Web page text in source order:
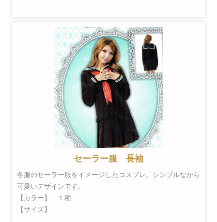
セーラー服 長袖
冬服のセーラー服をイメージしたコスプレ。シンプルながら
可愛いデザインです。
【カラー】 １種
【サイズ】